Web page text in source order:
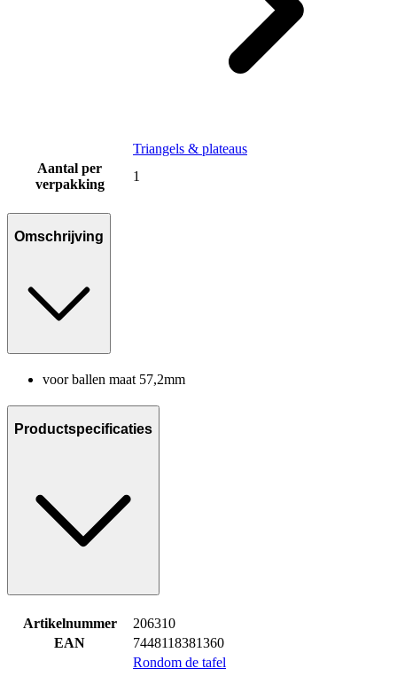
Triangels & plateaus
Aantal per
verpakking
1
Omschrijving
voor ballen maat 57,2mm
Productspecificaties
Artikelnummer
206310
EAN
7448118381360
Rondom de tafel